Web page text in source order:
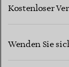
Kostenloser
Wenden Sie